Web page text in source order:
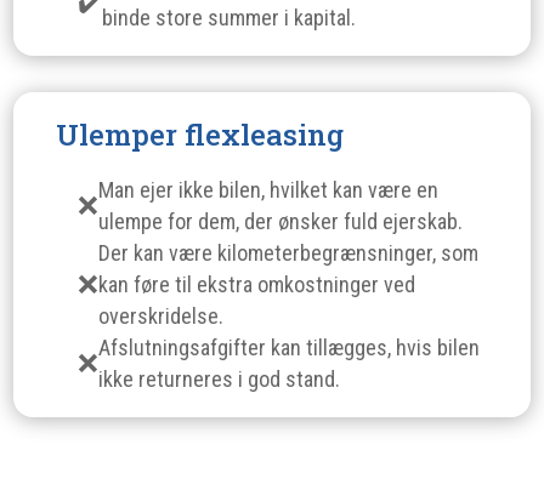
binde store summer i kapital.
Ulemper flexleasing
Man ejer ikke bilen, hvilket kan være en
ulempe for dem, der ønsker fuld ejerskab.
Der kan være kilometerbegrænsninger, som
kan føre til ekstra omkostninger ved
overskridelse.
Afslutningsafgifter kan tillægges, hvis bilen
ikke returneres i god stand.